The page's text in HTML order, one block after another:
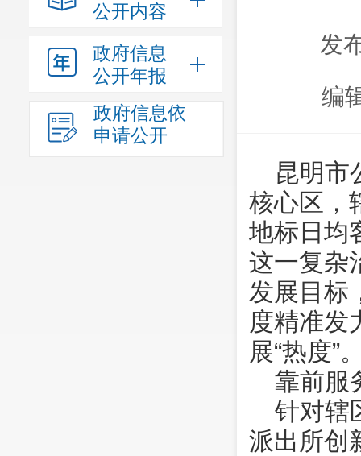
公开内容
政府信息
公开年报
政府信息依
申请公开
发
编
昆明市
核心区，
地标日均
这一复杂
发展目标
度精准发
展“热度”
靠前服
针对辖
派出所创